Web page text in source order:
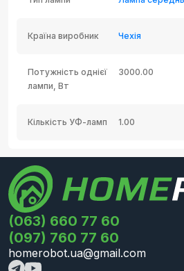
Країна виробник Чехія
Потужність однієї
лампи, Вт
3000.00
Кількість УФ-ламп 1.00
(063) 660 77 60
(097) 760 77 60
homerobot.ua@gmail.com